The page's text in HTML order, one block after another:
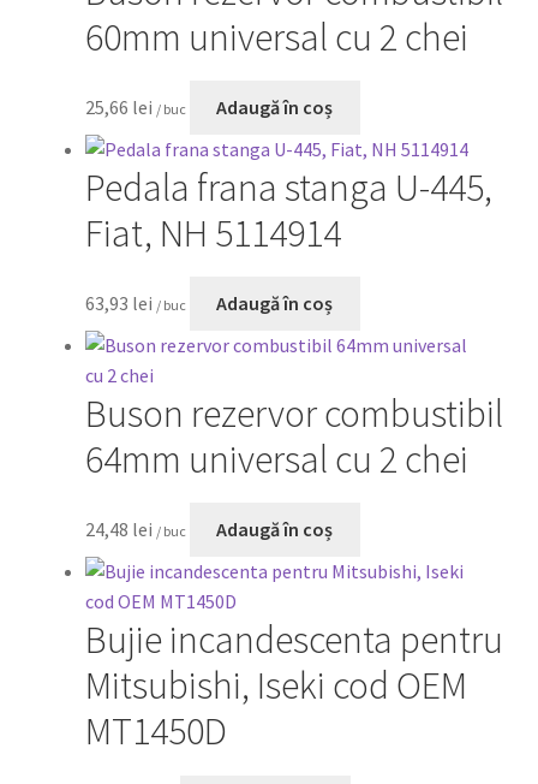
60mm universal cu 2 chei
25,66 lei / buc Adaugă în coș
Pedala frana stanga U-445,
Fiat, NH 5114914
63,93 lei / buc Adaugă în coș
Buson rezervor combustibil
64mm universal cu 2 chei
24,48 lei / buc Adaugă în coș
Bujie incandescenta pentru
Mitsubishi, Iseki cod OEM
MT1450D